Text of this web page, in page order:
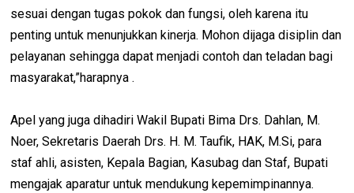
sesuai dengan tugas pokok dan fungsi, oleh karena itu
penting untuk menunjukkan kinerja. Mohon dijaga disiplin dan
pelayanan sehingga dapat menjadi contoh dan teladan bagi
masyarakat,”harapnya .
Apel yang juga dihadiri Wakil Bupati Bima Drs. Dahlan, M.
Noer, Sekretaris Daerah Drs. H. M. Taufik, HAK, M.Si, para
staf ahli, asisten, Kepala Bagian, Kasubag dan Staf, Bupati
mengajak aparatur untuk mendukung kepemimpinannya.